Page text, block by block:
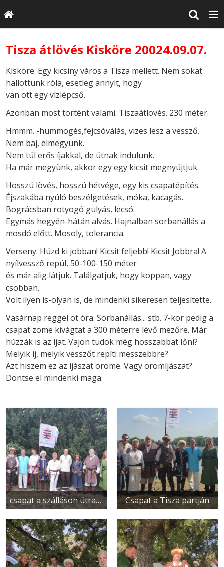
Tisza átlövés Kisköre 20024.09.07.
Kisköre. Egy kicsiny város a Tisza mellett. Nem sokat
hallottunk róla, esetleg annyit, hogy
van ott egy vízlépcső.
Azonban most történt valami. Tiszaátlövés. 230 méter.
Hmmm. -hümmögés,fejcsóválás, vizes lesz a vessző.
Nem baj, elmegyünk.
Nem túl erős íjakkal, de útnak indulunk.
Ha már megyünk, akkor egy egy kicsit megnyújtjuk.
Hosszú lövés, hosszú hétvége, egy kis csapatépítés.
Éjszakába nyúló beszélgetések, móka, kacagás.
Bográcsban rotyogó gulyás, lecsó.
Egymás hegyén-hátán alvás. Hajnalban sorbanállás a
mosdó előtt. Mosoly, tolerancia.
Verseny. Húzd ki jobban! Kicsit feljebb! Kicsit Jobbra! A
nyílvessző repül, 50-100-150 méter
és már alig látjuk. Találgatjuk, hogy koppan, vagy
csobban.
Volt ilyen is-olyan is, de mindenki sikeresen teljesítette.
Vasárnap reggel öt óra. Sorbanállás... stb. 7-kor pedig a
csapat zöme kivágtat a 300 méterre lévő mezőre. Már
húzzák is az íjat. Vajon tudok még hosszabbat lőni?
Melyik íj, melyik vesszőt repíti messzebbre?
Azt hiszem ez az íjászat öröme. Vagy örömíjászat?
Döntse el mindenki maga.
csapat a szálláson útra készen Csapat a Tisza partján